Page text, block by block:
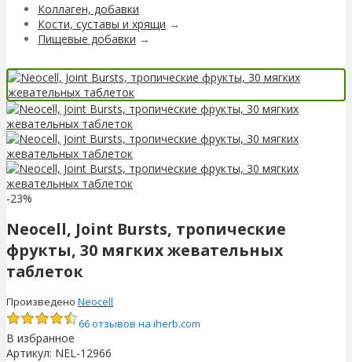
Коллаген, добавки
Кости, суставы и хрящи →
Пищевые добавки →
-23%
Neocell, Joint Bursts, тропические
фрукты, 30 мягких жевательных
таблеток
Произведено Neocell
66 отзывов на iherb.com
В избранное
Артикул: NEL-12966